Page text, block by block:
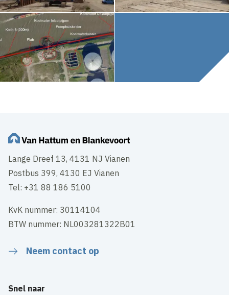
Lange Dreef 13, 4131 NJ Vianen
Postbus 399, 4130 EJ Vianen
Tel: +31 88 186 5100
KvK nummer: 30114104
BTW nummer: NL003281322B01
Neem contact op
Snel naar